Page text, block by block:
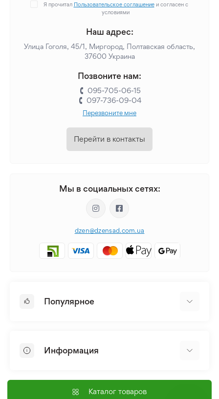
Я прочитал Пользовательское соглашениеи согласен с
условиями
Наш адрес:
Улица Гоголя, 45/1, Миргород, Полтавская область,
37600 Украина
Позвоните нам:
095-705-06-15
097-736-09-04
Перезвоните мне
Перейти в контакты
Мы в социальных сетях:
dzen@dzensad.com.ua
Популярное
Лилия
Семена
Информация
Доставка и оплата
Каталог товаров